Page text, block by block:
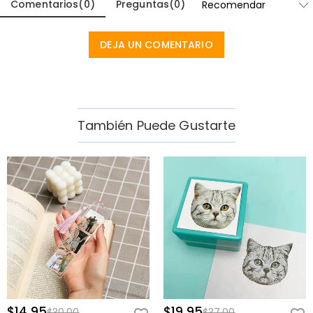
sueños, planes o recuerdos, recordará el aliento y el amor detrás del
viene como hacia dónde va.
Ella levanta la tapa de la caja de regalo y pasa sus dedos por su
imaginando las metas y los recuerdos que esperan llenar las
páginas por delante.
Ideal Para
Graduados:un recuerdo personalizado para celebrar un nuevo
capítulo después de la escuela o la universidad.
Mejores Amigos:un regalo significativo lleno de aliento para sueños
y metas futuras.
Compañeros de Trabajo:un regalo de despedida o ascenso atento
para un nuevo viaje profesional.
Hijas:un diario sentimental con su nombre y texto personalizado
inspirador.
Comentarios(0) Preguntas(0)
DEJA UN COMENTARIO
También Puede Gustarte